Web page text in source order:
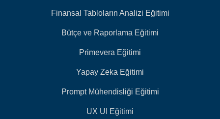
Finansal Tabloların Analizi Eğitimi
Bütçe ve Raporlama Eğitimi
Primevera Eğitimi
Yapay Zeka Eğitimi
Prompt Mühendisliği Eğitimi
UX UI Eğitimi